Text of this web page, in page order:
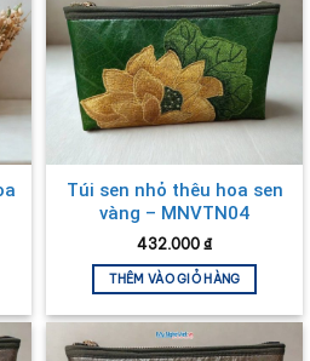
Túi sen nhỏ thêu hoa sen
vàng – MNVTN04
432.000 ₫
THÊM VÀO GIỎ HÀNG